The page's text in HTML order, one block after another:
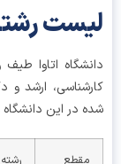
رشته
اتاوا طیف
ارشد و
در این دانشگاه